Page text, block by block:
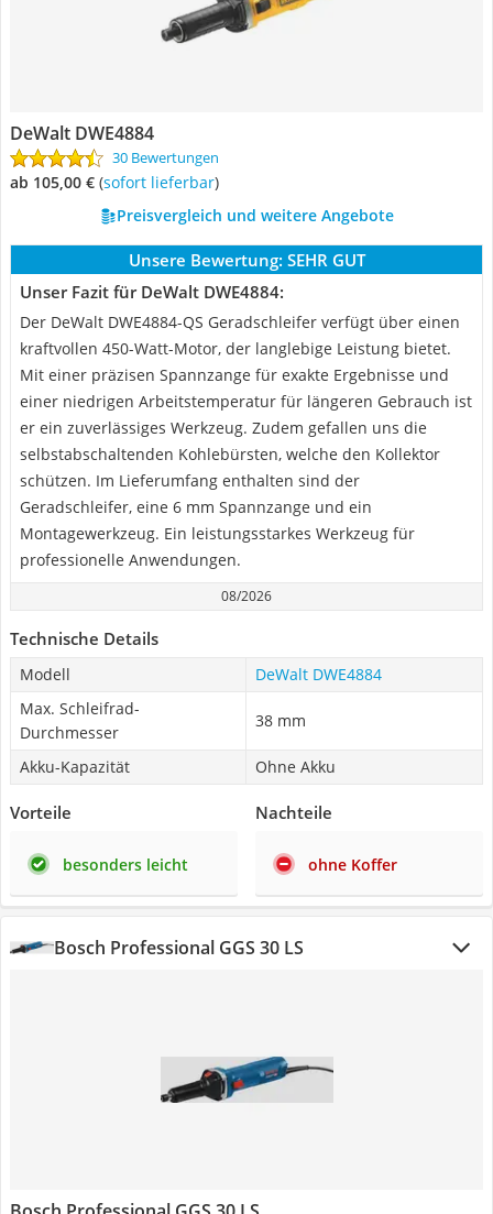
DeWalt DWE4884
30 Bewertungen
ab 105,00 € ( Sofort lieferbar)
Preisvergleich und weitere Angebote
Unsere Bewertung: SEHR GUT
Unser Fazit für DeWalt DWE4884:
Der DeWalt DWE4884-QS Geradschleifer verfügt über einen
kraftvollen 450-Watt-Motor, der langlebige Leistung bietet.
Mit einer präzisen Spannzange für exakte Ergebnisse und
einer niedrigen Arbeitstemperatur für längeren Gebrauch ist
er ein zuverlässiges Werkzeug. Zudem gefallen uns die
selbstabschaltenden Kohlebürsten, welche den Kollektor
schützen. Im Lieferumfang enthalten sind der
Geradschleifer, eine 6 mm Spannzange und ein
Montagewerkzeug. Ein leistungsstarkes Werkzeug für
professionelle Anwendungen.
08/2026
Technische Details
Modell
DeWalt DWE4884
Max. Schleifrad-
Durchmesser
38 mm
Akku-Kapazität Ohne Akku
Vorteile
besonders leicht
Nachteile
ohne Koffer
Bosch Professional GGS 30 LS